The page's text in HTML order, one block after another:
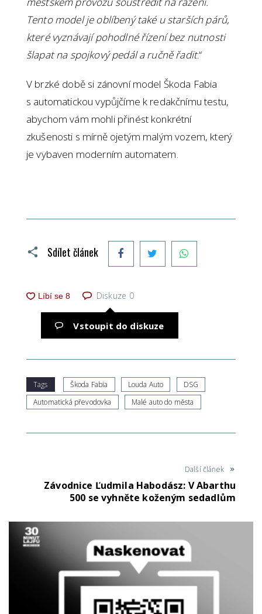
Tento model je oblíbený také u starších párů,
které vyznávají pohodlné řízení bez nutnosti
šlapat na spojkový pedál a ručně řadit.“
V brzké době si zánovní model Škoda Fabia
s automatickou vypůjčíme k redakčnímu testu,
abychom vám mohli přinést konkrétní
zkušenosti s mírně ojetým malým vozem, který
je vybaven moderním automatem.
Sdílet článek FacebookTwitter
Diskuze 0
Vstoupit do diskuze
Tags Škoda Fabia Louda Auto
DSG
Automatická převodovka
Malé auto do města
Další článek
Závodnice Ľudmila Habodász: V Abarthu
500 se vyhněte koženým sedadlům